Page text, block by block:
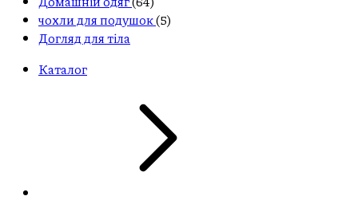
чохли для подушок(5)
Догляд для тіла
Каталог